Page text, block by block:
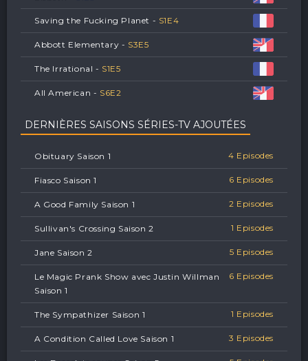
Saving the Fucking Planet - S1 E4
Abbott Elementary - S3E5
The Irrational - S1E5
All American - S6E2
DERNIÈRES SAISONS SÉRIES-TV AJOUTÉES
Obituary Saison 1 4 Episodes
Fiasco Saison 1 6 Episodes
A Good Family Saison 1 2 Episodes
Sullivan's Crossing Saison 2 1 Episodes
Jane Saison 2 5 Episodes
Le Magic Prank Show avec Justin Willman
Saison 1
6 Episodes
The Sympathizer Saison 1 1 Episodes
A Condition Called Love Saison 1 3 Episodes